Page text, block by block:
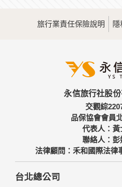
旅行業責任保險說明
永信旅行社股份
交觀綜
品保協會會員
代表人：黃
聯絡人：彭
法律顧問：禾和國際法律
台北總公司